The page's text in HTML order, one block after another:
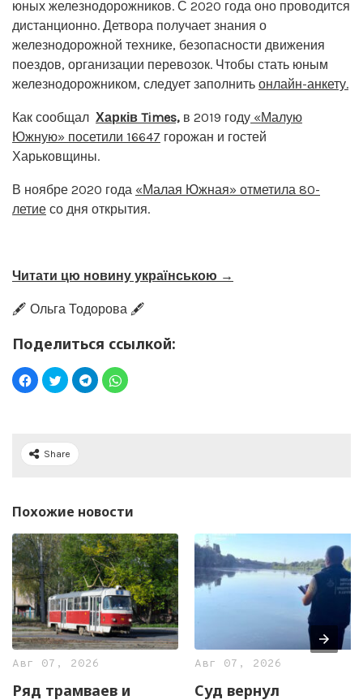
юных железнодорожников. С 2020 года оно проводится
дистанционно. Детвора получает знания о
железнодорожной технике, безопасности движения
поездов, организации перевозок. Чтобы стать юным
железнодорожником, следует заполнить онлайн-анкету.
Как сообщал Харків Times, в 2019 году «Малую
Южную» посетили 16647 горожан и гостей
Харьковщины.
В ноябре 2020 года «Малая Южная» отметила 80-
летие со дня открытия.
Читати цю новину українською →
🖋️ Ольга Тодорова 🖋️
Поделиться ссылкой:
Share
Похожие новости
Авг 07, 2026
Ряд трамваев и
Авг 07, 2026
Суд вернул